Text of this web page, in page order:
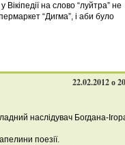
на слово “луйтра” не
“Дигма”, і аби було
22.02.2012 о
наслідувач Богдана-
поезії.